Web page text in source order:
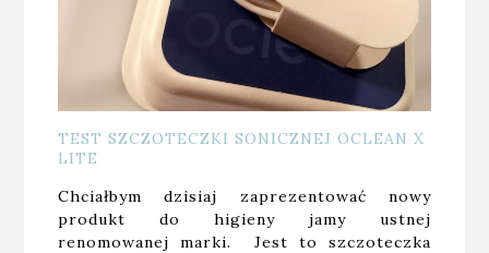
TEST SZCZOTECZKI SONICZNEJ OCLEAN X
LITE
Chciałbym dzisiaj zaprezentować nowy
produkt do higieny jamy ustnej
renomowanej marki. Jest to szczoteczka